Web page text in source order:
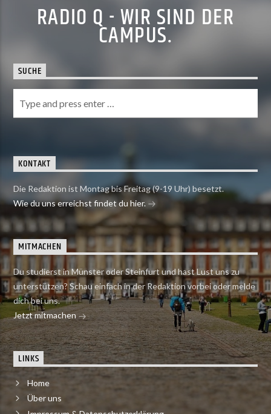
RADIO Q - WIR SIND DER
CAMPUS.
SUCHE
KONTAKT
Die Redaktion ist Montag bis Freitag (9-19 Uhr) besetzt.
Wie du uns erreichst findet du hier.
MITMACHEN
Du studierst in Münster oder Steinfurt und hast Lust uns zu
unterstützen? Schau einfach in der Redaktion vorbei oder melde
dich bei uns.
Jetzt mitmachen
LINKS
Home
Über uns